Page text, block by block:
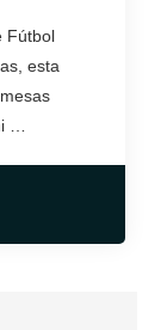
Fútbol
esta
…